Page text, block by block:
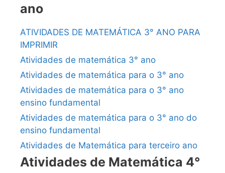
ano
ATIVIDADES DE MATEMÁTICA 3° ANO PARA
IMPRIMIR
Atividades de matemática 3° ano
Atividades de matemática para o 3° ano
Atividades de matemática para o 3° ano
ensino fundamental
Atividades de matemática para o 3° ano do
ensino fundamental
Atividades de Matemática para terceiro ano
Atividades de Matemática 4°